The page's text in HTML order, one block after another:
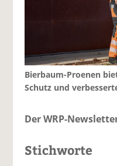
Bierbaum-Proenen
Schutz und
Der WRP-
Stichworte